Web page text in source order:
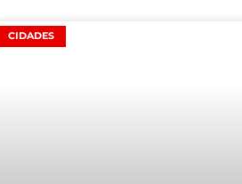
CIDADES